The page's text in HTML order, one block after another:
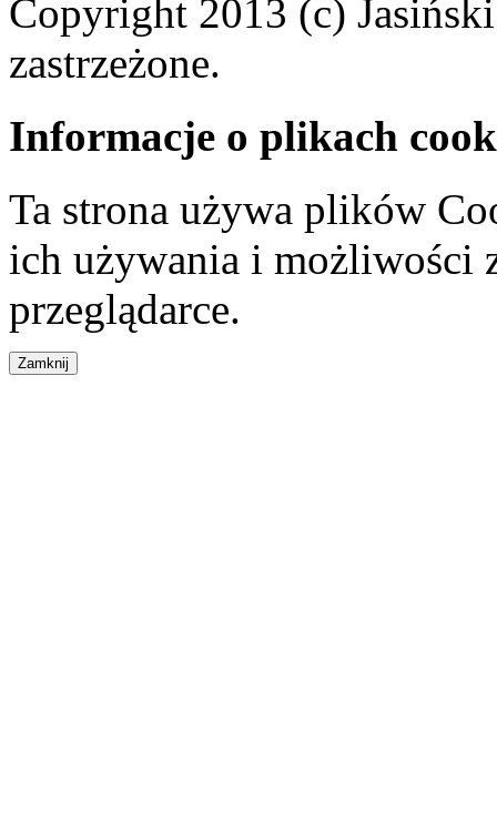
Copyright 2013 (c)
zastrzeżone.
Informacje o plikach
Ta strona używa plików
ich używania i możliwości
przeglądarce.